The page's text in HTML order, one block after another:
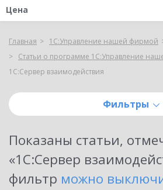
Цена
Главная 1С:Управление нашей фирмой
Статьи о программе 1С:Управление
1С:Сервер взаимодействия
Фильтры
Показаны статьи,
«1С:Сервер
фильтр можно